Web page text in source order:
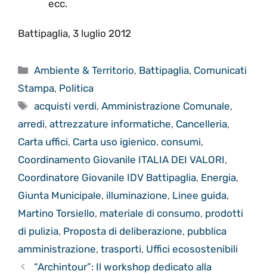
ecc.
Battipaglia, 3 luglio 2012
Categorie
Ambiente & Territorio, Battipaglia, Comunicati
Stampa, Politica
Tag
acquisti verdi,Amministrazione Comunale,
arredi, attrezzature informatiche, Cancelleria,
Carta uffici, Carta uso igienico, consumi,
Coordinamento Giovanile ITALIA DEI VALORI,
Coordinatore Giovanile IDV Battipaglia, Energia,
Giunta Municipale, illuminazione, Linee guida,
Martino Torsiello, materiale di consumo, prodotti
di pulizia, Proposta di deliberazione, pubblica
amministrazione, trasporti, Uffici ecosostenibili
“Archintour”: Il workshop dedicato alla